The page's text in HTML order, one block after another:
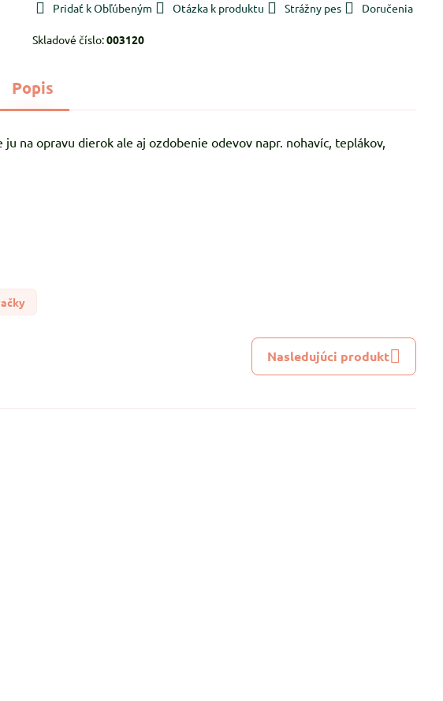
Pridať k Obľúbeným Otázka k produktu Strážny pes Doručenia
Skladové číslo:003120
Popis
na opravu dierok ale aj ozdobenie odevov napr. nohavíc, teplákov,
Nasledujúci produkt